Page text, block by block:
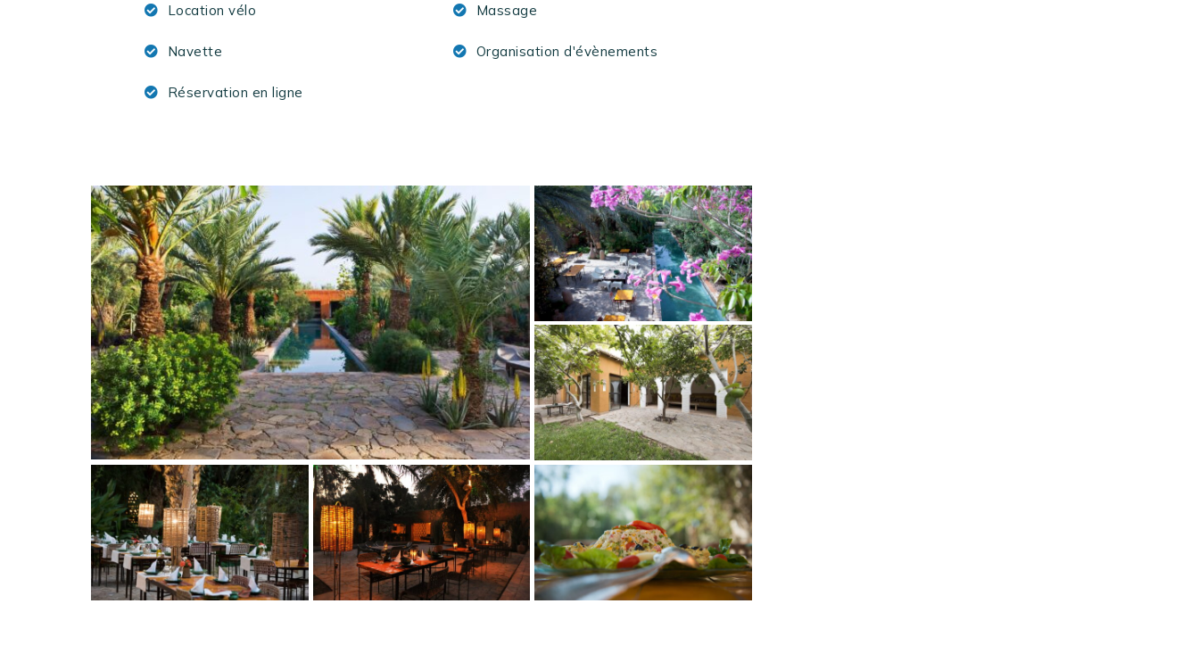
Location vélo Massage
Navette Organisation d'évènements
Réservation en ligne